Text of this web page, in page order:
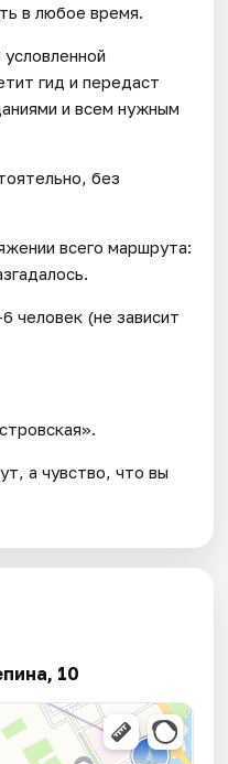
в любое время.
гид и передаст
и всем нужным
без
всего маршрута:
человек (не зависит
а чувство, что вы
10